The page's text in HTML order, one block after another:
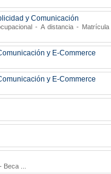
y Comunicación
- A distancia - Matrícula
y E-Commerce
y E-Commerce
Beca